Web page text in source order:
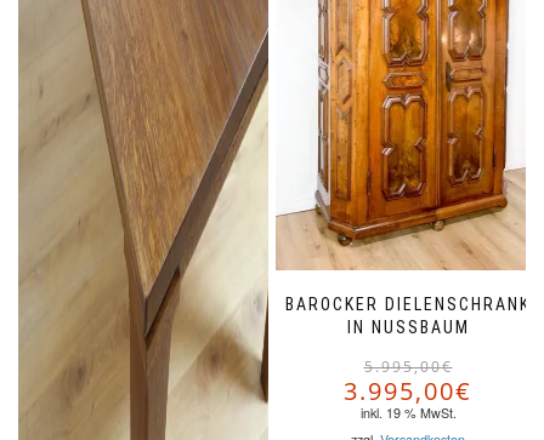
BAROCKER DIELENSCHRANK
IN NUSSBAUM
5.995,00€
3.995,00€
inkl. 19 % MwSt.